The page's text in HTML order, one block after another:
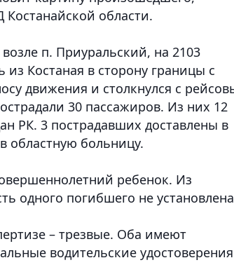
Костанайской области.
п. Приуральский, на 2103
Костаная в сторону границы с
движения и столкнулся с
30 пассажиров. Из них 12
РК. 3 пострадавших доставлены в
областную больницу.
ребенок. Из
одного погибшего не
– трезвые. Оба имеют
водительские